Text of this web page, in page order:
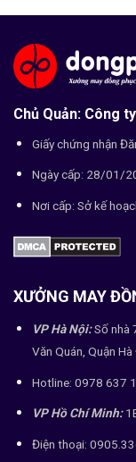
Chủ Quản: Công
Giấy chứng nhận
Ngày cấp: 28/01/
Nơi cấp: Sở kế
XƯỞNG MAY
VP Hà Nội:Số nhà
Văn Quán, Quận
Hotline: 0978 637
VP Hồ Chí Minh:
Điện thoại: